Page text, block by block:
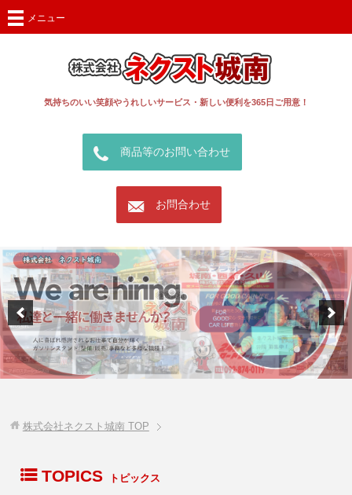
気持ちのいい笑顔やうれしいサービス・新しい便利を365日ご用意！
call 商品等のお問い合わせ
mail お問合わせ
メニュー
株式会社ネクスト城南TOP
list TOPICS トピックス